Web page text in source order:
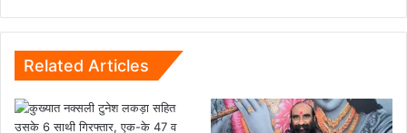
किया
स्थल
निरीक्षण...
Related Articles